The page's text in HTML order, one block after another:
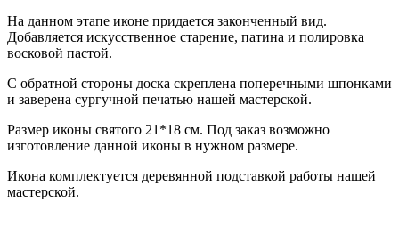
На данном этапе иконе придается законченный вид.
Добавляется искусственное старение, патина и полировка
восковой пастой.
С обратной стороны доска скреплена поперечными шпонками
и заверена сургучной печатью нашей мастерской.
Размер иконы святого 21*18 см. Под заказ возможно
изготовление данной иконы в нужном размере.
Икона комплектуется деревянной подставкой работы нашей
мастерской.